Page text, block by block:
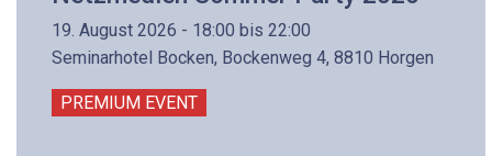
19. August 2026 - 18:00 bis 22:00
Seminarhotel Bocken, Bockenweg 4, 8810 Horgen
PREMIUM EVENT